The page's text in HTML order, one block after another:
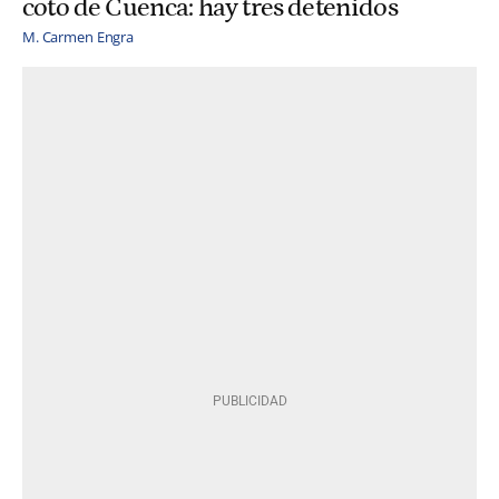
coto de Cuenca: hay tres detenidos
M. Carmen Engra